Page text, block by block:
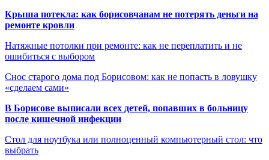
Крыша потекла: как борисовчанам не потерять деньги на
ремонте кровли
Натяжные потолки при ремонте: как не переплатить и не
ошибиться с выбором
Снос старого дома под Борисовом: как не попасть в ловушку
«сделаем сами»
В Борисове выписали всех детей, попавших в больницу
после кишечной инфекции
Стол для ноутбука или полноценный компьютерный стол: что
выбрать